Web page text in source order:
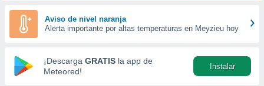
y
forma
digital
basada
Aviso de nivel naranja
Alerta importante por altas temperaturas en Meyzieu hoy
¡Descarga GRATIS la app de
Meteored!
Instalar